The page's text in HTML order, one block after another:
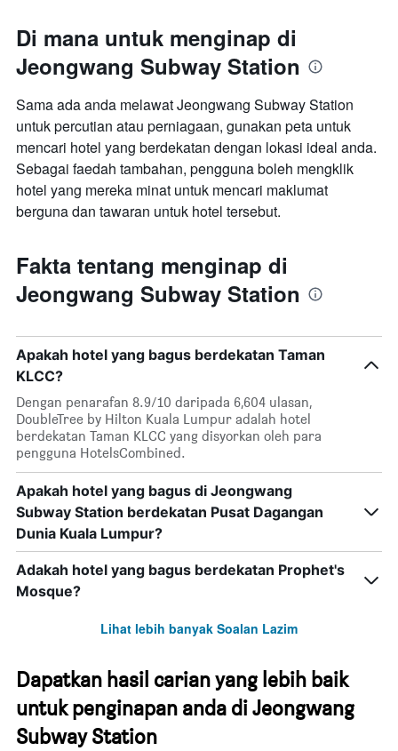
Di mana untuk menginap di
Jeongwang Subway Station
Sama ada anda melawat Jeongwang Subway Station
untuk percutian atau perniagaan, gunakan peta untuk
mencari hotel yang berdekatan dengan lokasi ideal anda.
Sebagai faedah tambahan, pengguna boleh mengklik
hotel yang mereka minat untuk mencari maklumat
berguna dan tawaran untuk hotel tersebut.
Fakta tentang menginap di
Jeongwang Subway Station
Apakah hotel yang bagus berdekatan Taman
KLCC?
Dengan penarafan 8.9/10 daripada 6,604 ulasan,
DoubleTree by Hilton Kuala Lumpur adalah hotel
berdekatan Taman KLCC yang disyorkan oleh para
pengguna HotelsCombined.
Apakah hotel yang bagus di Jeongwang
Subway Station berdekatan Pusat Dagangan
Dunia Kuala Lumpur?
Adakah hotel yang bagus berdekatan Prophet's
Mosque?
Lihat lebih banyak Soalan Lazim
Dapatkan hasil carian yang lebih baik
untuk penginapan anda di Jeongwang
Subway Station